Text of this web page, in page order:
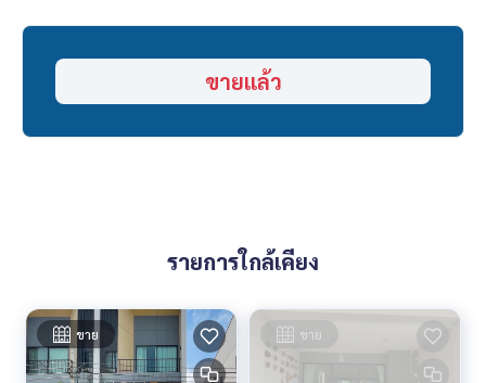
✔️ รับฝากขาย รับซื้อ ขายฝาก จำนอง
📲 Follow us:
www.homerealestateservices.co.th
Facebook | IG | TikTok | YouTube
ขายแล้ว
รายการใกล้เคียง
ขาย ขาย